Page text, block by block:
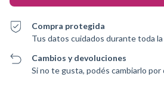
Compra protegida
Tus datos cuidados durante toda la
Cambios y devoluciones
Si no te gusta, podés cambiarlo